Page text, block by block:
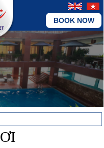
BOOK NOW